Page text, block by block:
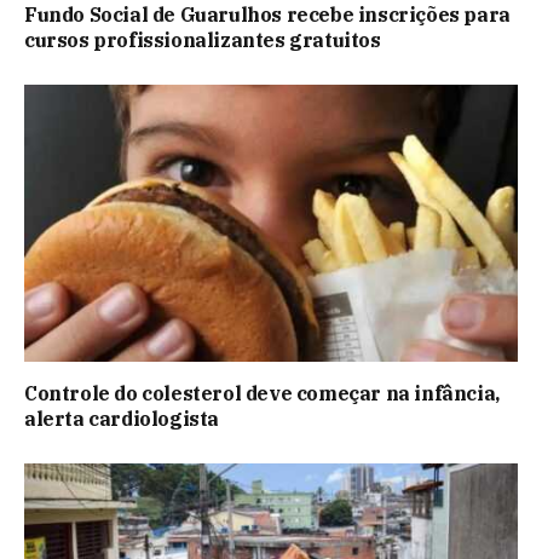
Fundo Social de Guarulhos recebe inscrições para
cursos profissionalizantes gratuitos
Controle do colesterol deve começar na infância,
alerta cardiologista